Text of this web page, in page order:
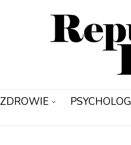
ZDROWIE